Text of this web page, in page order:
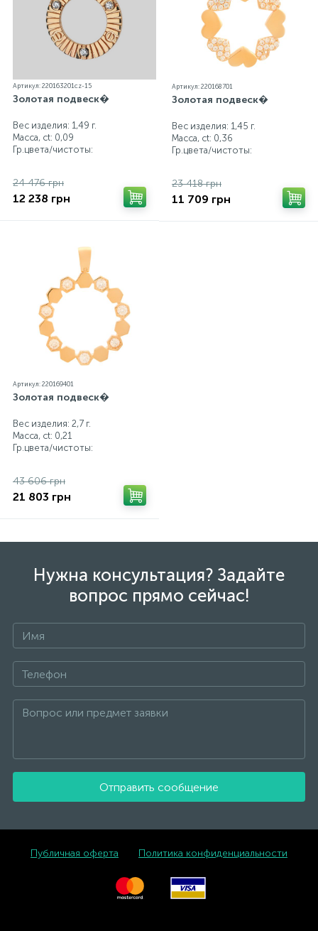
Артикул: 220163201cz-15
Золотая подвеск�
Вес изделия: 1,49 г.
Масса, ct: 0,09
Гр.цвета/чистоты:
24 476 грн
12 238 грн
Артикул: 220168701
Золотая подвеск�
Вес изделия: 1,45 г.
Масса, ct: 0,36
Гр.цвета/чистоты:
23 418 грн
11 709 грн
Артикул: 220169401
Золотая подвеск�
Вес изделия: 2,7 г.
Масса, ct: 0,21
Гр.цвета/чистоты:
43 606 грн
21 803 грн
Нужна консультация? Задайте
вопрос прямо сейчас!
Отправить сообщение
Публичная оферта Политика конфиденциальности